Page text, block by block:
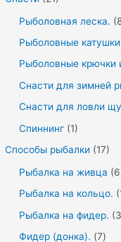
Рыболовная леска.
Рыболовные
Рыболовные крючки
Снасти для зимней
Снасти для ловли
Спиннинг (1)
Способы рыбалки (17)
Рыбалка на живца
Рыбалка на кольцо.
Рыбалка на фидер.
Фидер (донка). (7)